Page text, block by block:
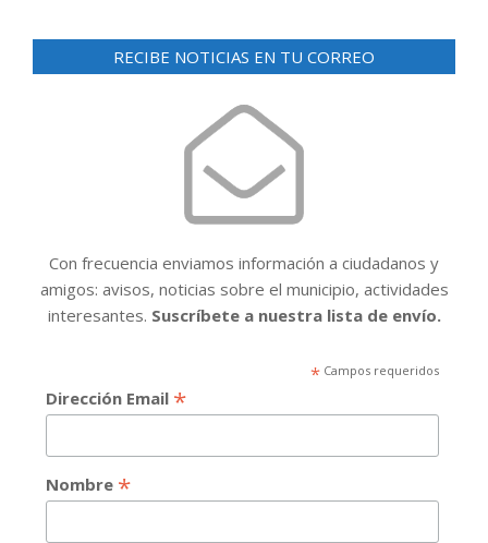
RECIBE NOTICIAS EN TU CORREO
Con frecuencia enviamos información a ciudadanos y
amigos: avisos, noticias sobre el municipio, actividades
interesantes. Suscríbete a nuestra lista de envío.
*Campos requeridos
Dirección Email *
Nombre *